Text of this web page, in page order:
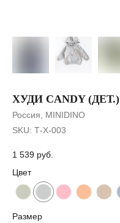
ХУДИ CANDY (ДЕТ.)
Россия, MINIDINO
SKU: Т-Х-003
1 539 руб.
Цвет
Размер